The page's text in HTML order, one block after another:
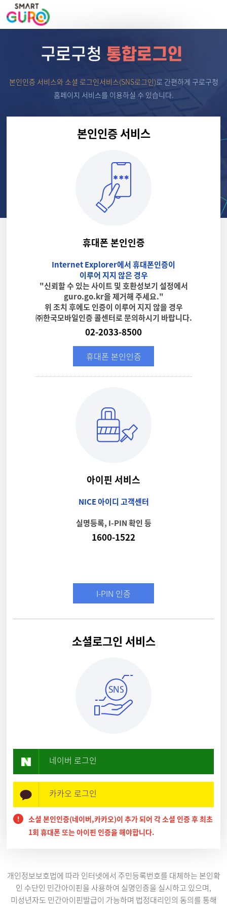
본인인증 서비스와 소셜 로그인서비스(SNS로그인)로 간편하게 구로구청
홈페이지 서비스를 이용하실 수 있습니다.
본인인증 서비스
휴대폰 본인인증
Internet Explorer에서 휴대폰인증이
이루어 지지 않은 경우
"신뢰할 수 있는 사이트 및 호환성보기 설정에서
guro.go.kr을 제거해 주세요."
위 조치 후에도 인증이 이루어 지지 않을 경우
㈜한국모바일인증 콜센터로 문의하시기 바랍니다.
02-2033-8500
휴대폰 본인인증
아이핀 서비스
NICE 아이디 고객센터
실명등록, I-PIN 확인 등
1600-1522
I-PIN 인증
소셜로그인 서비스
네이버 로그인
카카오 로그인
소셜 본인인증(네이버,카카오)이 추가 되어 각 소셜 인증 후 최초
1회 휴대폰 또는 아이핀 인증을 해야합니다.
개인정보보호법에 따라 인터넷에서 주민등록번호를 대체하는 본인확
인 수단인 민간아이핀을 사용하여 실명인증을 실시하고 있으며,
미성년자도 민간아이핀발급이 가능하며 법정대리인의 동의를 통해